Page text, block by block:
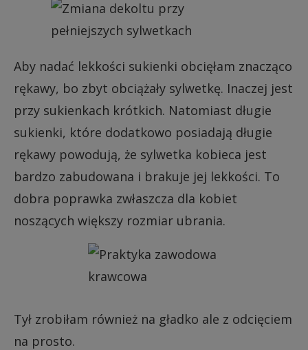
Aby nadać lekkości sukienki obcięłam znacząco
rękawy, bo zbyt obciążały sylwetkę. Inaczej jest
przy sukienkach krótkich. Natomiast długie
sukienki, które dodatkowo posiadają długie
rękawy powodują, że sylwetka kobieca jest
bardzo zabudowana i brakuje jej lekkości. To
dobra poprawka zwłaszcza dla kobiet
noszących większy rozmiar ubrania.
Tył zrobiłam również na gładko ale z odcięciem
na prosto.